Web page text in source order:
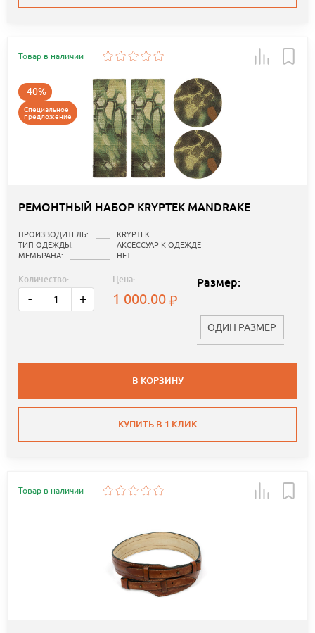
Товар в наличии
-40%
Специальное
предложение
РЕМОНТНЫЙ НАБОР KRYPTEK MANDRAKE
ПРОИЗВОДИТЕЛЬ:
KRYPTEK
ТИП ОДЕЖДЫ:
АКСЕССУАР К ОДЕЖДЕ
МЕМБРАНА:
НЕТ
Количество:
- +
Цена:
1 000.00
Размер:
ОДИН РАЗМЕР
В КОРЗИНУ
КУПИТЬ В 1 КЛИК
Товар в наличии